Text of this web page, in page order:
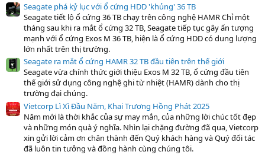
Seagate phá kỷ lục với ổ cứng HDD 'khủng' 36 TB
Seagate tiết lộ ổ cứng 36 TB chạy trên công nghệ HAMR Chỉ một
tháng sau khi ra mắt ổ cứng 32 TB, Seagate tiếp tục gây ấn tượng
mạnh với ổ cứng Exos M 36 TB, hiện là ổ cứng HDD có dung lượng
lớn nhất trên thị trường.
Seagate ra mắt ổ cứng HAMR 32 TB đầu tiên trên thế giới
Seagate vừa chính thức giới thiệu Exos M 32 TB, ổ cứng đầu tiên
thế giới sử dụng công nghệ ghi từ nhiệt (HAMR) dành cho thị
trường đại chúng.
Vietcorp Lì Xì Đầu Năm, Khai Trương Hồng Phát 2025
Năm mới là thời khắc của sự may mắn, của những lời chúc tốt đẹp
và những món quà ý nghĩa. Nhìn lại chặng đường đã qua, Vietcorp
xin gửi lời cảm ơn chân thành đến Quý khách hàng và Quý đối tác
đã luôn tin tưởng và đồng hành cùng chúng tôi.